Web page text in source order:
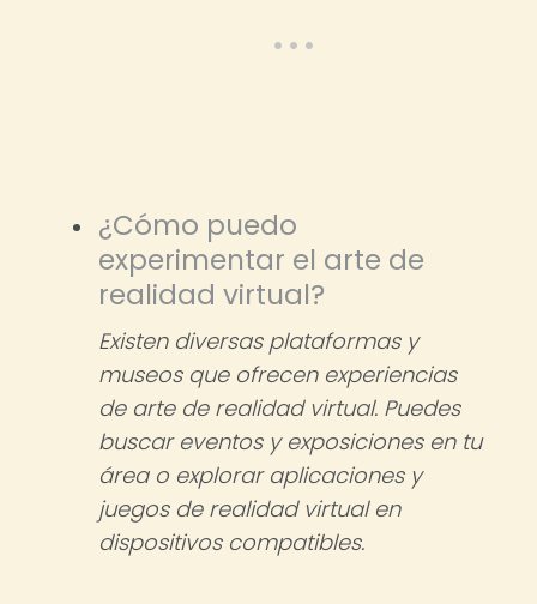
¿Cómo puedo
experimentar el arte de
realidad virtual?
Existen diversas plataformas y
museos que ofrecen experiencias
de arte de realidad virtual. Puedes
buscar eventos y exposiciones en tu
área o explorar aplicaciones y
juegos de realidad virtual en
dispositivos compatibles.